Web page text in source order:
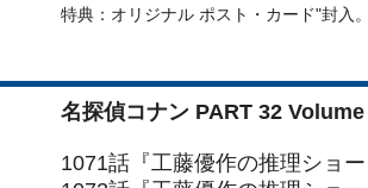
特典：オリジナル ポスト・カード"封入
名探偵コナン PART 32 Volume
1071話『工藤優作の推理ショ